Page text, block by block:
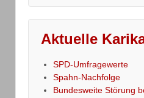
Aktuelle
SPD-Umfragewerte
Spahn-Nachfolge
Bundesweite Störung